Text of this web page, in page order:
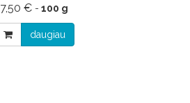
7,50 € - 100 g
daugiau